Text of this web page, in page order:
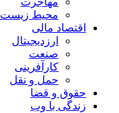
محیط زیست
اقتصاد مالی
ارزدیجیتال
صنعت
کارآفرینی
حمل و نقل
حقوق و قضا
زندگی با وب